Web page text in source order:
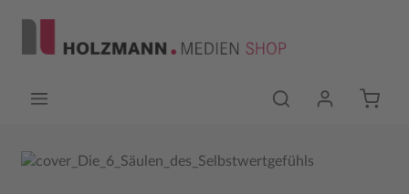
Bildergalerie überspringen